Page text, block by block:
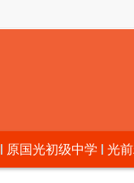
原国光初级中学 光